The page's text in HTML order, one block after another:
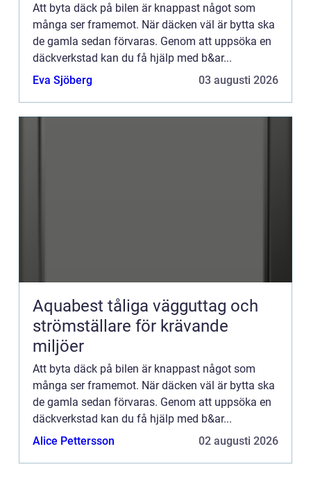
Att byta däck på bilen är knappast något som
många ser framemot. När däcken väl är bytta ska
de gamla sedan förvaras. Genom att uppsöka en
däckverkstad kan du få hjälp med b&ar...
Eva Sjöberg
03 augusti 2026
Aquabest tåliga vägguttag och
strömställare för krävande
miljöer
Att byta däck på bilen är knappast något som
många ser framemot. När däcken väl är bytta ska
de gamla sedan förvaras. Genom att uppsöka en
däckverkstad kan du få hjälp med b&ar...
Alice Pettersson
02 augusti 2026